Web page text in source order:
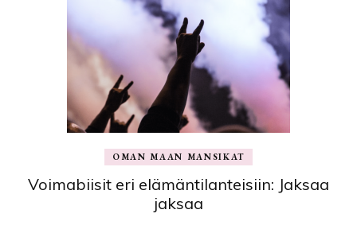
OMAN MAAN MANSIKAT
Voimabiisit eri elämäntilanteisiin: Jaksaa
jaksaa